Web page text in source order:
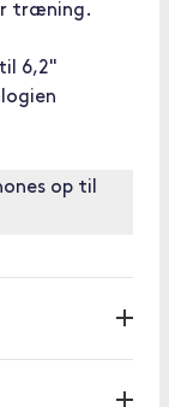
træning.
6,2"
op til